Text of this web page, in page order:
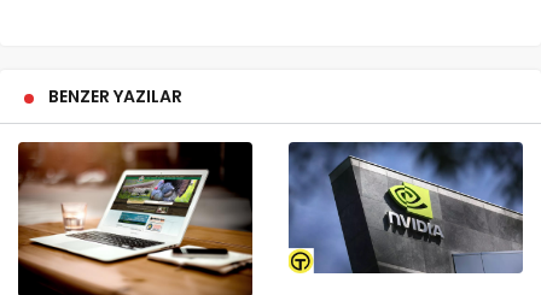
BENZER YAZILAR